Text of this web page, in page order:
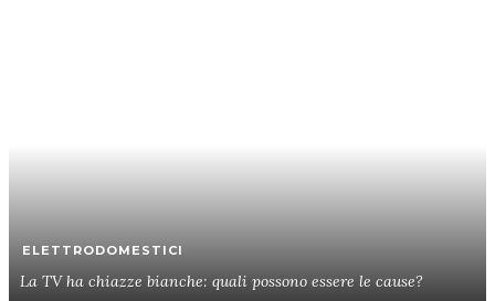
ELETTRODOMESTICI
La TV ha chiazze bianche: quali possono essere le cause?